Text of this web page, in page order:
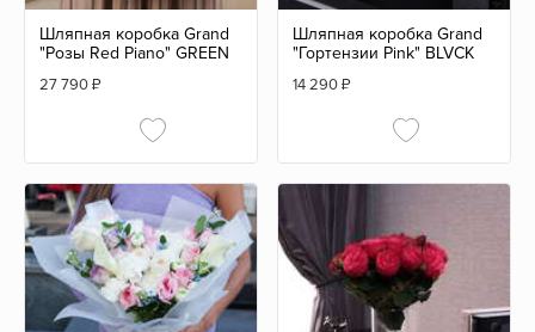
Шляпная коробка Grand
"Розы Red Piano" GREEN
27 790₽
Шляпная коробка Grand
"Гортензии Pink" BLVCK
14 290₽